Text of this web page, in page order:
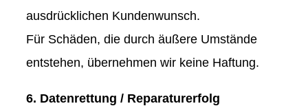
ausdrücklichen Kundenwunsch.
Für Schäden, die durch äußere Umstände
entstehen, übernehmen wir keine Haftung.
6. Datenrettung / Reparaturerfolg